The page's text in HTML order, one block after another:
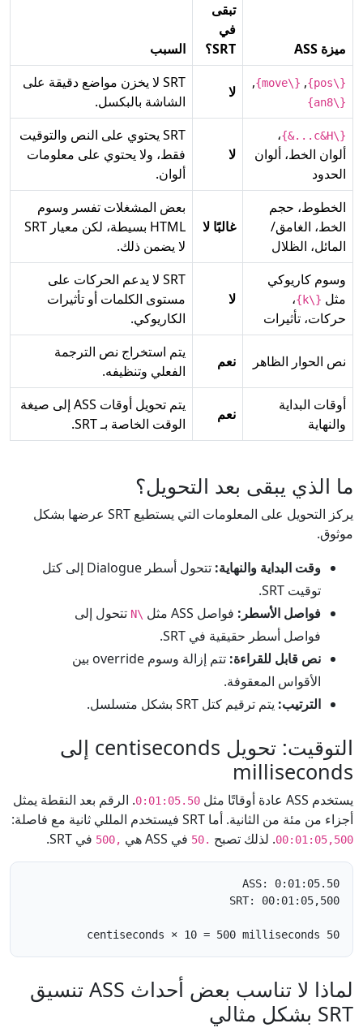
ميزة ASS
تبقى
في
SRT؟
السبب
{\pos}
,
{\move}
,
{\an8}
لا
SRT لا يخزن مواضع دقيقة على
الشاشة بالبكسل.
{\c&H...&}
،
ألوان الخط، ألوان
الحدود
لا
SRT يحتوي على النص والتوقيت
فقط، ولا يحتوي على معلومات
ألوان.
الخطوط، حجم
الخط، الغامق/
المائل، الظلال
غالبًا لا
بعض المشغلات تفسر وسوم
HTML بسيطة، لكن معيار SRT
لا يضمن ذلك.
وسوم كاريوكي
مثل {\k}
،
حركات، تأثيرات
لا
SRT لا يدعم الحركات على
مستوى الكلمات أو تأثيرات
الكاريوكي.
نص الحوار الظاهر نعم
يتم استخراج نص الترجمة
الفعلي وتنظيفه.
أوقات البداية
والنهاية
نعم
يتم تحويل أوقات ASS إلى صيغة
الوقت الخاصة بـ SRT.
ما الذي يبقى بعد التحويل؟
يركز التحويل على المعلومات التي يستطيع SRT عرضها بشكل
موثوق.
وقت البداية والنهاية:
تتحول أسطر Dialogue إلى كتل
توقيت SRT.
فواصل الأسطر: فواصل ASS مثل \N
تتحول إلى
فواصل أسطر حقيقية في SRT.
نص قابل للقراءة:
تتم إزالة وسوم override بين
الأقواس المعقوفة.
الترتيب: يتم ترقيم كتل SRT بشكل متسلسل.
التوقيت: تحويل centiseconds إلى
milliseconds
يستخدم ASS عادة أوقاتًا مثل 0:01:05.50. الرقم بعد النقطة يمثل
أجزاء من مئة من الثانية. أما SRT فيستخدم المللي ثانية مع فاصلة:
00:01:05,500. لذلك تصبح .50 في ASS هي ,500 في SRT.
50 centiseconds × 10 = 500 milliseconds
لماذا لا تناسب بعض أحداث ASS تنسيق
SRT بشكل مثالي